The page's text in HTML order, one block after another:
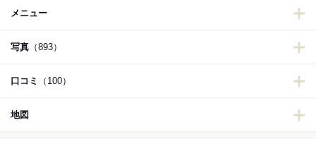
メニュー
写真 （893）
口コミ （100）
地図